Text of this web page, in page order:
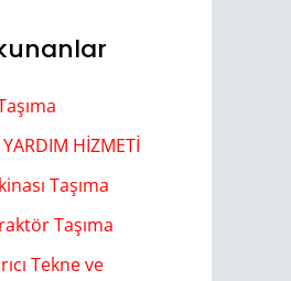
HİZMETİ
Taşıma
Taşıma
Tekne ve